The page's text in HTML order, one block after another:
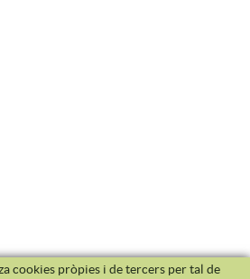
cookies pròpies i de tercers per tal de